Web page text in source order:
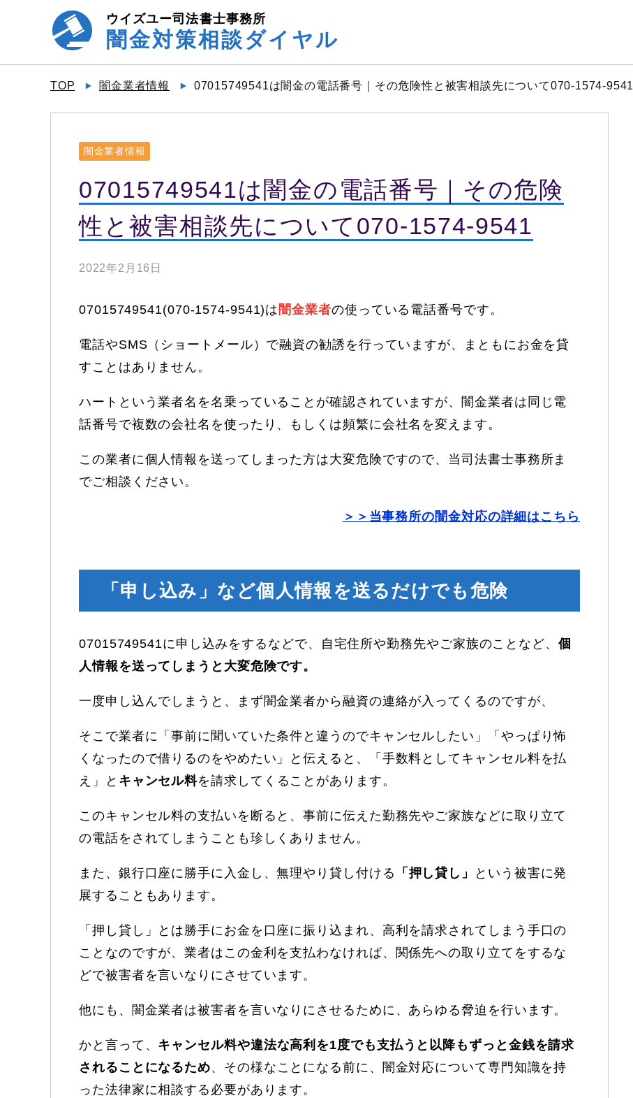
ウイズユー司法書士事務所
闇金対策相談ダイヤル
TOP 闇金業者情報 07015749541は闇金の電話番号｜その危険性と被害相談先について070-1574-9541
闇金業者情報
07015749541は闇金の電話番号｜その危険
性と被害相談先について070-1574-9541
2022年2月16日
07015749541(070-1574-9541)は 闇金業者の使っている電話番号です。
電話やSMS（ショートメール）で融資の勧誘を行っていますが、まともにお金を貸
すことはありません。
ハートという業者名を名乗っていることが確認されていますが、闇金業者は同じ電
話番号で複数の会社名を使ったり、もしくは頻繁に会社名を変えます。
この業者に個人情報を送ってしまった方は大変危険ですので、当司法書士事務所ま
でご相談ください。
＞＞当事務所の闇金対応の詳細はこちら
「申し込み」など個人情報を送るだけでも危険
07015749541に申し込みをするなどで、自宅住所や勤務先やご家族のことなど、 個
人情報を送ってしまうと大変危険です。
一度申し込んでしまうと、まず闇金業者から融資の連絡が入ってくるのですが、
そこで業者に「事前に聞いていた条件と違うのでキャンセルしたい」「やっぱり怖
くなったので借りるのをやめたい」と伝えると、「手数料としてキャンセル料を払
え」と キャンセル料を請求してくることがあります。
このキャンセル料の支払いを断ると、事前に伝えた勤務先やご家族などに取り立て
の電話をされてしまうことも珍しくありません。
また、銀行口座に勝手に入金し、無理やり貸し付ける 「押し貸し」
という被害に発
展することもあります。
「押し貸し」とは勝手にお金を口座に振り込まれ、高利を請求されてしまう手口の
ことなのですが、業者はこの金利を支払わなければ、関係先への取り立てをするな
どで被害者を言いなりにさせています。
他にも、闇金業者は被害者を言いなりにさせるために、あらゆる脅迫を行います。
かと言って、 キャンセル料や違法な高利を1度でも支払うと以降もずっと金銭を請求
されることになるため、その様なことになる前に、闇金対応について専門知識を持
った法律家に相談する必要があります。